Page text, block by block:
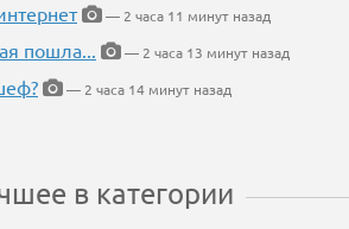
— 2 часа 11 минут назад
пошла...
— 2 часа 13 минут назад
— 2 часа 14 минут назад
в категории